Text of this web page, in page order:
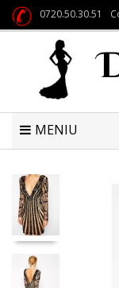
0720.50.30.51
MENIU